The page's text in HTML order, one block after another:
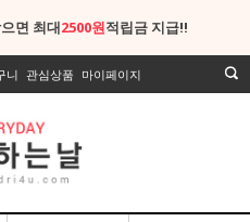
면 최대2500원적립금 지급!!
니 관심상품 마이페이지